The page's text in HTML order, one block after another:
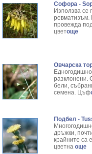
Софора -
Използва се
ревматизъм.
провежда
цветоще
Овчарска
разклонени.
бели,
семена. Цъф
Подбел -
дръжки,
крайните са
цветна още